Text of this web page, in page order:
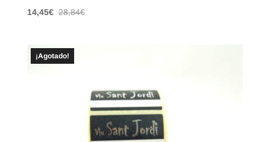
14,45€ 28,84€
¡Agotado!